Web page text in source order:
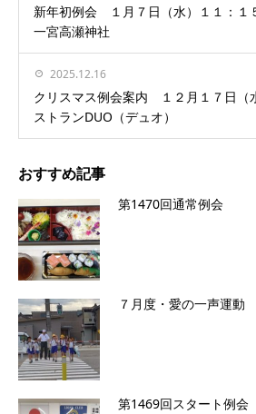
新年初例会 １月７日（水）１１：１
一宮高瀬神社
2025.12.16
クリスマス例会案内 １２月１７日
ストランDUO（デュオ）
おすすめ記事
第1470回通常例会
７月度・愛の一声運動
第1469回スタート例会